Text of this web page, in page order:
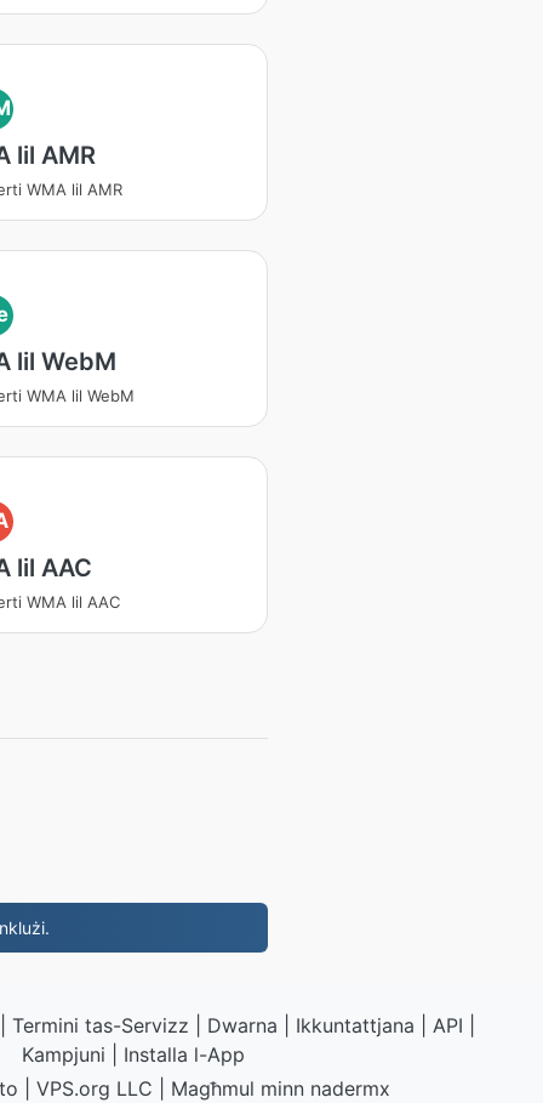
lil AMR
WMA lil AMR
lil WebM
WMA lil WebM
lil AAC
WMA lil AAC
Termini tas-Servizz Dwarna Ikkuntattjana API
Kampjuni
Installa l-App
VPS.org LLC | Magħmul minn nadermx